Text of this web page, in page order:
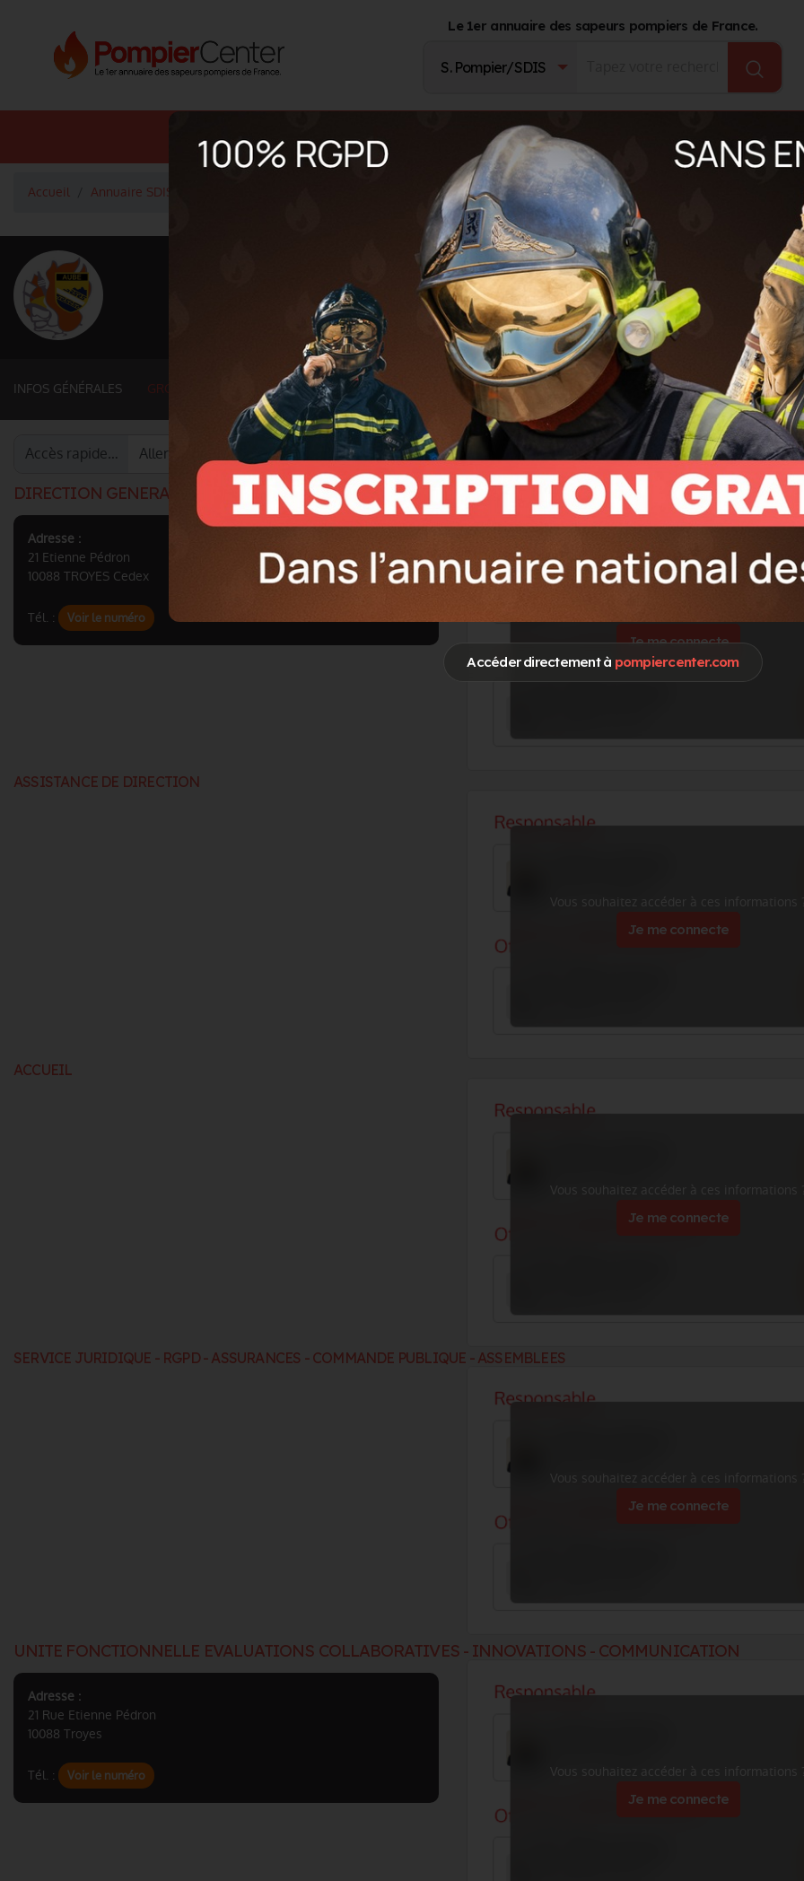
Accéder directement à pompiercenter.com
Le 1er annuaire des sapeurs pompiers de France.
Annuaire SDIS Annuaire Fournisseurs Catalogue Produits Journal
Accueil Annuaire SDIS Groupements et services fonctionnels (10. AUBE)
SDIS Aube à Troyes (10)
AUBE
km² - habitants
INFOS GÉNÉRALES GROUPEMENTS ET SERVICES FONCTIONNELS GROUPEMENTS TERRITORIAUX AUTRES ORGANISMES
Accès rapide…
DIRECTION GENERALE
Adresse :
21 Etienne Pédron
10088 TROYES Cedex
Tél. : Voir le numéro
Je me connecte
ASSISTANCE DE DIRECTION
Vous souhaitez accéder à ces informations
Je me connecte
ACCUEIL
Vous souhaitez accéder à ces informations
Je me connecte
SERVICE JURIDIQUE - RGPD - ASSURANCES - COMMANDE PUBLIQUE - ASSEMBLEES
Vous souhaitez accéder à ces informations
Je me connecte
UNITE FONCTIONNELLE EVALUATIONS COLLABORATIVES - INNOVATIONS - COMMUNICATION
Adresse :
21 Rue Etienne Pédron
10088 Troyes
Tél. : Voir le numéro Vous souhaitez accéder à ces informations
Je me connecte